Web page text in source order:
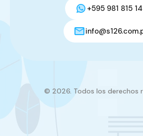
+595 981 815
© 2026. Todos los derechos